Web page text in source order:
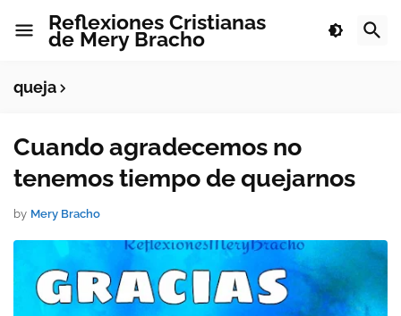
Reflexiones Cristianas
de Mery Bracho
queja
Cuando agradecemos no
tenemos tiempo de quejarnos
by Mery Bracho